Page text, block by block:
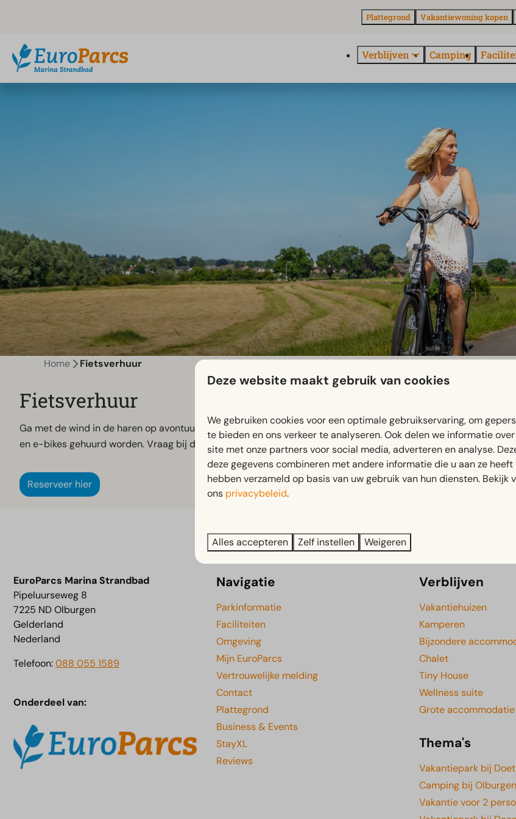
Plattegrond Vakantiewoning kopen
Verblijven Camping
Home Fietsverhuur
Fietsverhuur
Ga met de wind in de haren op avontuur en ontdek de Achterhoek op de fiets. Bij de receptie van EuroParcs
en e-bikes gehuurd worden. Vraag bij de receptie naar meer informatie over leuke wandel- en fietsroutes in de
Reserveer hier
Veilig betalen
EuroParcs Marina Strandbad
Pipeluurseweg 8
7225 ND Olburgen
Gelderland
Nederland
Telefoon:088 055 1589
Onderdeel van:
Navigatie
Parkinformatie
Faciliteiten
Omgeving
Mijn EuroParcs
Vertrouwelijke melding
Contact
Plattegrond
Business & Events
StayXL
Reviews
Verblijven
Vakantiehuizen
Kamperen
Bijzondere
Chalet
Tiny House
Wellness suite
Grote accommodatie
Thema's
Vakantiepark bij
Camping bij Olburgen
Vakantie voor 2
Deze website maakt gebruik van cookies
We gebruiken cookies voor een optimale gebruikservaring, om
te bieden en ons verkeer te analyseren. Ook delen we informatie
site met onze partners voor social media, adverteren en analyse.
deze gegevens combineren met andere informatie die u aan ze
hebben verzameld op basis van uw gebruik van hun diensten. Bekijk
ons privacybeleid.
Alles accepteren Zelf instellen Weigeren